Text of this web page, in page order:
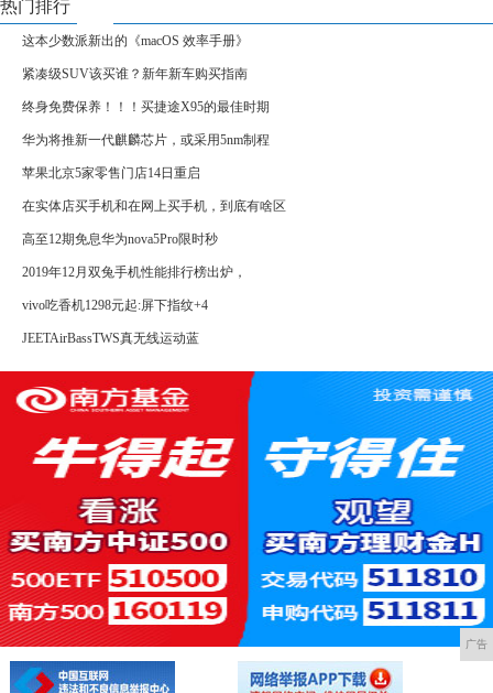
热门排行
这本少数派新出的《macOS 效率手册》
紧凑级SUV该买谁？新年新车购买指南
终身免费保养！！！买捷途X95的最佳时期
华为将推新一代麒麟芯片，或采用5nm制程
苹果北京5家零售门店14日重启
在实体店买手机和在网上买手机，到底有啥区
高至12期免息华为nova5Pro限时秒
2019年12月双兔手机性能排行榜出炉，
vivo吃香机1298元起:屏下指纹+4
JEETAirBassTWS真无线运动蓝
广告